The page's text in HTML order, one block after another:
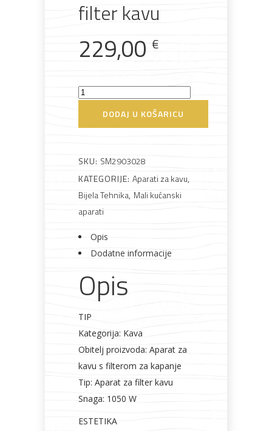
galanterija roba
filter kavu
229,00 €
Smeg
filter
kavu
količina
DODAJ U KOŠARICU
SKU: SM2903028
KATEGORIJE: Aparati za kavu,
Bijela Tehnika, Mali kućanski
aparati
Opis
Dodatne informacije
Opis
TIP
Kategorija: Kava
Obitelj proizvoda: Aparat za
kavu s filterom za kapanje
Tip: Aparat za filter kavu
Snaga: 1050 W
ESTETIKA